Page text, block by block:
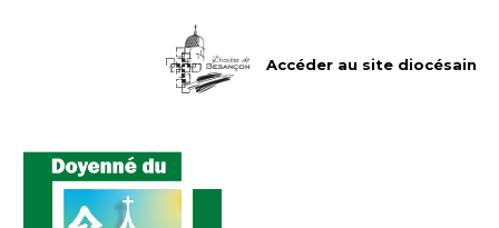
Accéder au site diocésain